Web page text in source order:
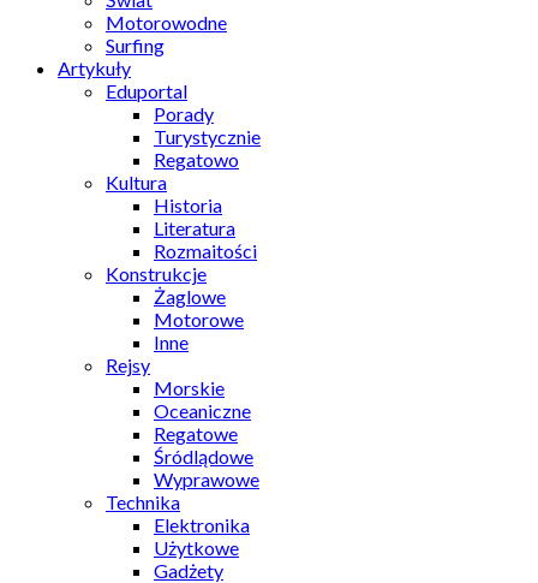
Motorowodne
Surfing
Artykuły
Eduportal
Porady
Turystycznie
Regatowo
Kultura
Historia
Literatura
Rozmaitości
Konstrukcje
Żaglowe
Motorowe
Inne
Rejsy
Morskie
Oceaniczne
Regatowe
Śródlądowe
Wyprawowe
Technika
Elektronika
Użytkowe
Gadżety